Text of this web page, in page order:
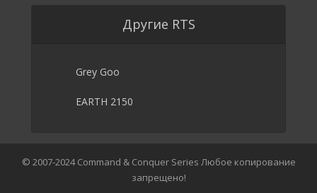
Другие RTS
Grey Goo
EARTH 2150
© 2007-2024 Command & Conquer Series Любое копирование
запрещено!